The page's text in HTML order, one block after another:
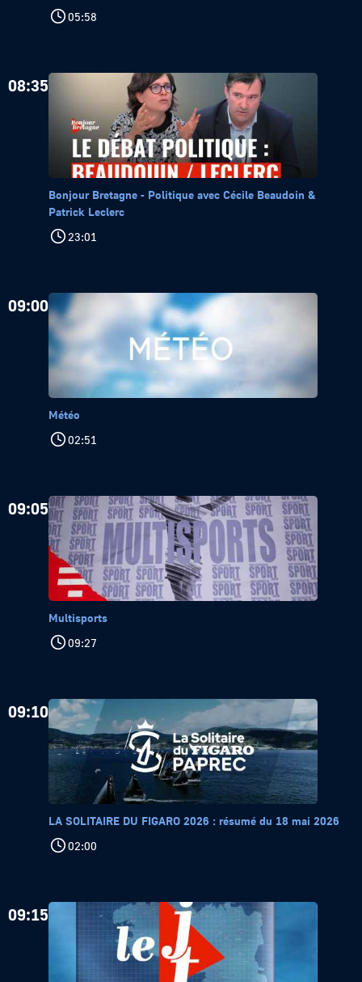
05:58
08:35
Bonjour Bretagne - Politique avec Cécile Beaudoin &
Patrick Leclerc
23:01
09:00
Météo
02:51
09:05
Multisports
09:27
09:10
LA SOLITAIRE DU FIGARO 2026 : résumé du 18 mai 2026
02:00
09:15